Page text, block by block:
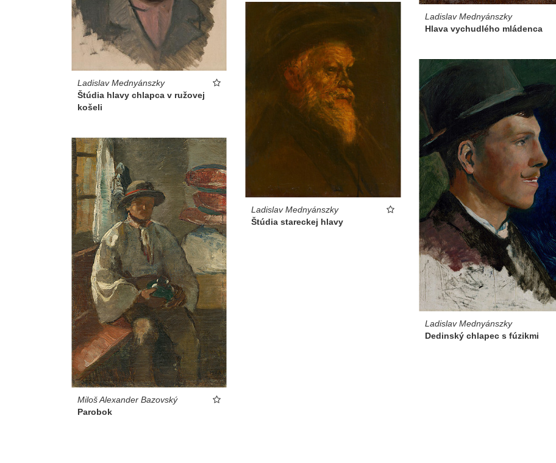
Ladislav Mednyánszky
Hlava vychudlého mládenca
Ladislav Mednyánszky
Štúdia hlavy chlapca v ružovej
košeli
Ladislav Mednyánszky
Štúdia stareckej hlavy
Ladislav Mednyánszky
Dedinský chlapec s fúzikmi
Miloš Alexander Bazovský
Parobok